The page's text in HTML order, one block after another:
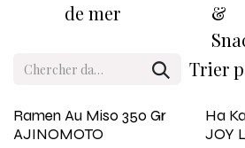
de mer
&
Trier
Ramen Au Miso 350 Gr
AJINOMOTO
Ha
JOY